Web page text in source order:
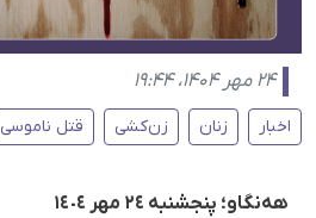
۲۴ مهر ۱۴۰۴، ۱۹:۴۴
اخبار زنان زن‌کشی قتل ناموسی
هه‌نگاو؛ پنجشنبه ٢٤ مهر ١٤٠٤